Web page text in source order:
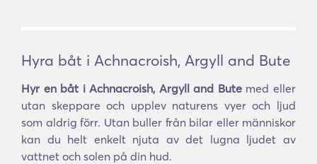
Hyra båt i Achnacroish, Argyll and Bute
Hyr en båt i Achnacroish, Argyll and Butemed eller
utan skeppare och upplev naturens vyer och ljud
som aldrig förr. Utan buller från bilar eller människor
kan du helt enkelt njuta av det lugna ljudet av
vattnet och solen på din hud.